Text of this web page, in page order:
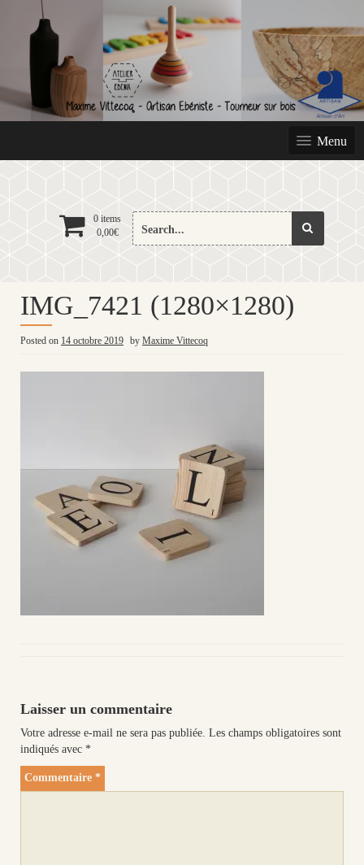
content
Menu
0 items
0,00€
Search
for:
IMG_7421 (1280×1280)
Posted on 14 octobre 2019 by Maxime Vittecoq
Laisser un commentaire
Votre adresse e-mail ne sera pas publiée. Les champs obligatoires sont
indiqués avec *
Commentaire *